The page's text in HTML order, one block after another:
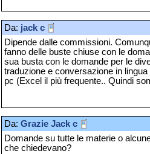
Da: jack c
Dipende dalle commissioni.
fanno delle buste chiuse con le
sua busta con le domande per le
traduzione e conversazione in
pc (Excel il più frequente.. Quindi
Da: Grazie Jack c
Domande su tutte le materie o
che chiedevano?